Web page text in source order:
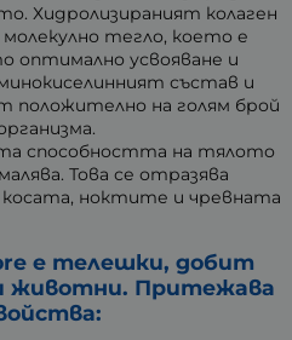
Хидролизираният колаген
тегло, което е
оптимално усвояване и
състав и
положително на голям брой
способността на тялото
Това се отразява
ноктите и чревната
е телешки, добит
животни. Притежава